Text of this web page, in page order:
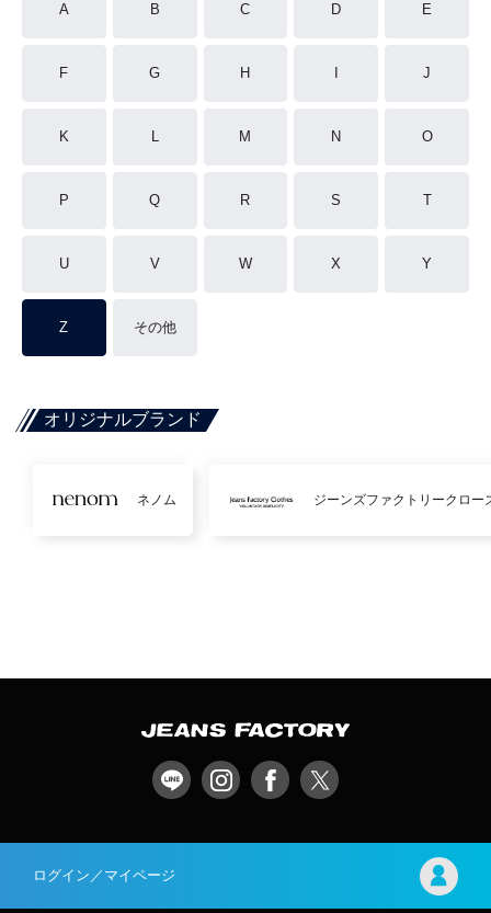
A B C D E
F G H J
K L M N O
P Q R S T
U V W X Y
Z その他
オリジナルブランド
ネノム ジーンズファクトリークロー
ログイン／マイページ